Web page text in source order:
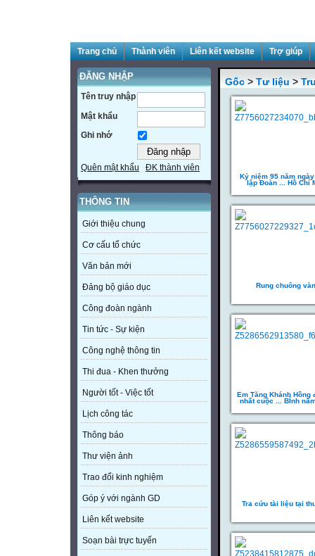
Trang chủ Thành viên Liên kết website Trợ giúp
ĐĂNG NHẬP
Tên truy nhập
Mật khẩu
Ghi nhớ
Quên mật khẩu ĐK thành viên
THÔNG TIN
Giới thiệu chung
Cơ cấu tổ chức
Văn bản mới
Đảng bộ giáo dục
Công đoàn ngành
Tin tức - Sự kiện
Công nghệ thông tin
Thi đua - Khen thưởng
Người tốt - Việc tốt
Lịch công tác
Thông báo
Thư viện ảnh
Trao đổi kinh nghiệm
Góp ý với ngành GD
Liên kết website
Soạn bài trực tuyến
Gốc > Tư liệu >
Kỷ niệm 95 năm
lập Đoàn ... Hồ Chí
Rung chuông
Em Tăng Khánh Hồng
nhất cuộc ... BÌnh
Tra cứu tài liệu tại